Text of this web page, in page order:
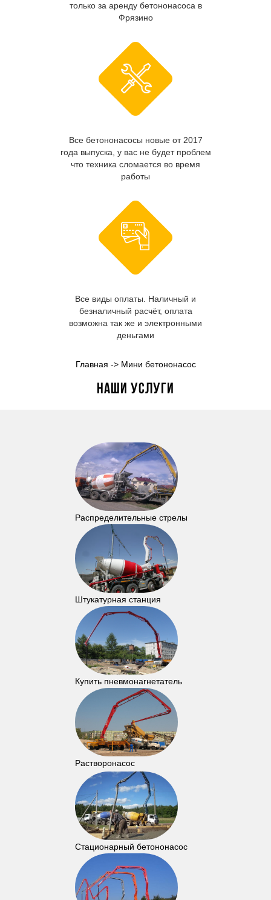
только за аренду бетононасоса в
Фрязино
Все бетононасосы новые от 2017
года выпуска, у вас не будет проблем
что техника сломается во время
работы
Все виды оплаты. Наличный и
безналичный расчёт, оплата
возможна так же и электронными
деньгами
Главная -> Мини бетононасос
Наши услуги
Распределительные стрелы
Штукатурная станция
Купить пневмонагнетатель
Растворонасос
Стационарный бетононасос